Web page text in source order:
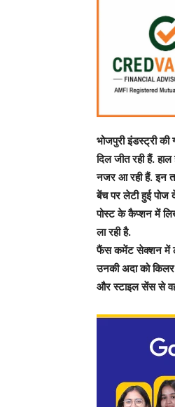
भोजपुरी इंडस्ट्री की
दिल जीत रही हैं.
नजर आ रही हैं. इन
बेंच पर लेटी हुई पोज
पोस्ट के कैप्शन में
ला रही है.
फैंस कमेंट सेक्शन में
उनकी अदा को किलर
और स्टाइल सेंस से वह